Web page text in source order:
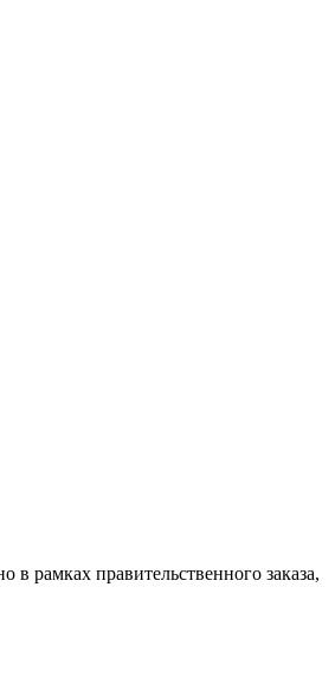
рамках правительственного заказа,